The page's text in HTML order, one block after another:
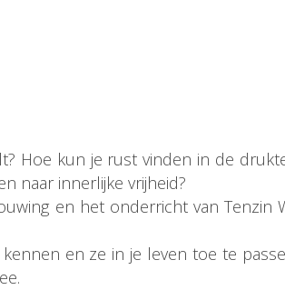
Hoe kun je rust vinden in de
naar innerlijke vrijheid?
en het onderricht van Tenzin
en ze in je leven toe te